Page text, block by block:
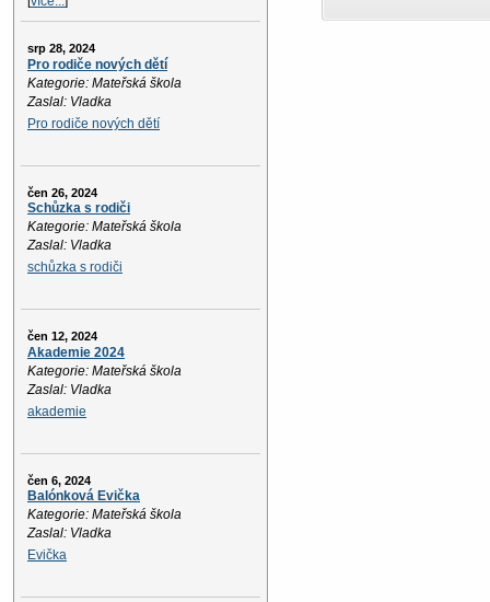
srp 28, 2024
Pro rodiče nových dětí
Kategorie: Mateřská škola
Zaslal: Vladka
Pro rodiče nových dětí
čen 26, 2024
Schůzka s rodiči
Kategorie: Mateřská škola
Zaslal: Vladka
schůzka s rodiči
čen 12, 2024
Akademie 2024
Kategorie: Mateřská škola
Zaslal: Vladka
akademie
čen 6, 2024
Balónková Evička
Kategorie: Mateřská škola
Zaslal: Vladka
Evička